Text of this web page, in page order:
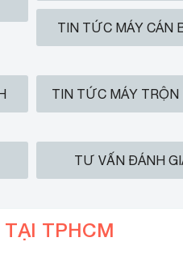
TIN TỨC MÁY CÁN
TIN TỨC MÁY TRỘN
TƯ VẤN ĐÁNH
TPHCM